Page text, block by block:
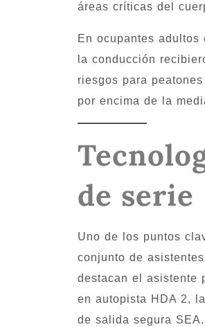
áreas críticas del
En ocupantes
la conducción
riesgos para
por encima de la
de serie
Uno de los puntos
conjunto de
destacan el asistente
en autopista HDA 2,
de salida segura SEA.